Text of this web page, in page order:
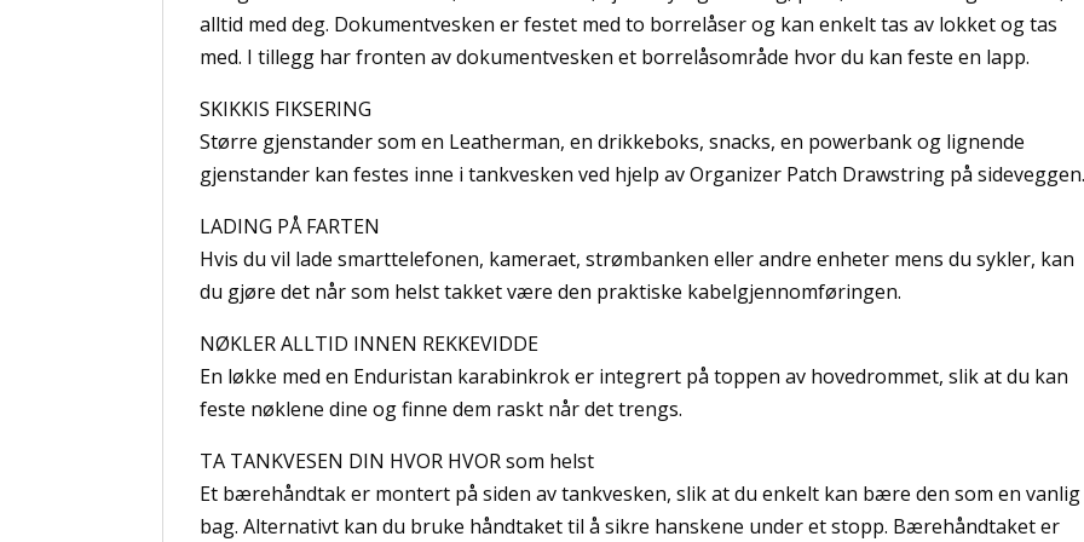
alltid med deg. Dokumentvesken er festet med to borrelåser og kan enkelt tas av lokket og tas
med. I tillegg har fronten av dokumentvesken et borrelåsområde hvor du kan feste en lapp.
SKIKKIS FIKSERING
Større gjenstander som en Leatherman, en drikkeboks, snacks, en powerbank og lignende
gjenstander kan festes inne i tankvesken ved hjelp av Organizer Patch Drawstring på
LADING PÅ FARTEN
Hvis du vil lade smarttelefonen, kameraet, strømbanken eller andre enheter mens du sykler, kan
du gjøre det når som helst takket være den praktiske kabelgjennomføringen.
NØKLER ALLTID INNEN REKKEVIDDE
En løkke med en Enduristan karabinkrok er integrert på toppen av hovedrommet, slik at du kan
feste nøklene dine og finne dem raskt når det trengs.
TA TANKVESEN DIN HVOR HVOR som helst
Et bærehåndtak er montert på siden av tankvesken, slik at du enkelt kan bære den som en vanlig
bag. Alternativt kan du bruke håndtaket til å sikre hanskene under et stopp. Bærehåndtaket er